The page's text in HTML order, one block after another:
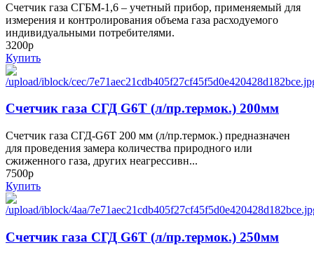
Счетчик газа СГБМ-1,6 – учетный прибор, применяемый для
измерения и контролирования объема газа расходуемого
индивидуальными потребителями.
3200р
Купить
Счетчик газа СГД G6Т (л/пр.термок.) 200мм
Счетчик газа СГД-G6Т 200 мм (л/пр.термок.) предназначен
для проведения замера количества природного или
сжиженного газа, других неагрессивн...
7500р
Купить
Счетчик газа СГД G6Т (л/пр.термок.) 250мм